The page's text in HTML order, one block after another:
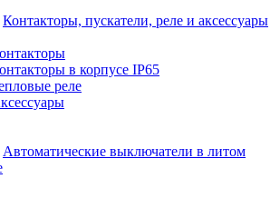
Контакторы, пускатели, реле и аксессуары
в корпусе IP65
реле
Автоматические выключатели в литом